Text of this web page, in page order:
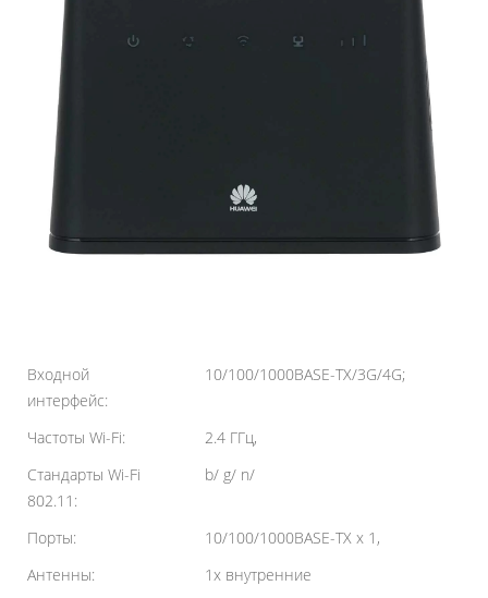
Входной
интерфейс:
10/100/1000BASE-TX/3G/4G;
Частоты Wi-Fi:
2.4 ГГц,
Стандарты Wi-Fi
802.11:
b/ g/ n/
Порты:
10/100/1000BASE-TX х 1,
Антенны:
1х внутренние